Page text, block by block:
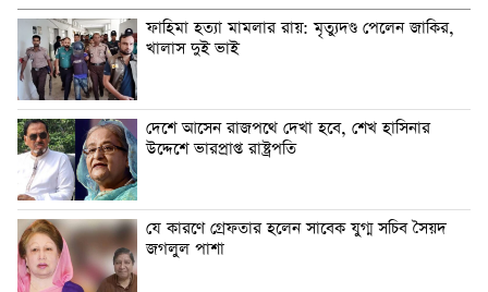
ফাহিমা হত্যা মামলার রায়: মৃত্যুদণ্ড পেলেন জাকির,
খালাস দুই ভাই
দেশে আসেন রাজপথে দেখা হবে, শেখ হাসিনার
উদ্দেশে ভারপ্রাপ্ত রাষ্ট্রপতি
যে কারণে গ্রেফতার হলেন সাবেক যুগ্ম সচিব সৈয়দ
জগলুল পাশা